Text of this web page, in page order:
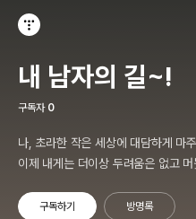
내 남자의 길~!
구독자 0
나, 초라한 작은 세상에 대담하게 마
이제 내게는 더이상 두려움은 없고
구독하기 방명록